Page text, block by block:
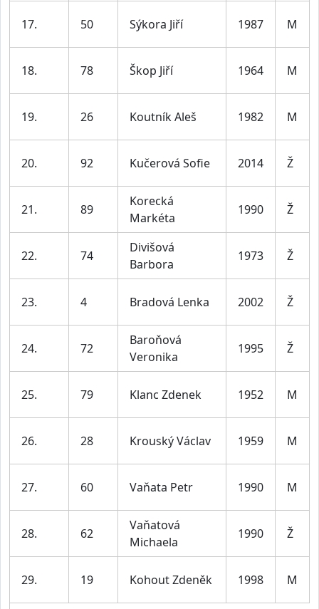
17. 50 Sýkora Jiří 1987 M
18. 78 Škop Jiří 1964 M
19. 26 Koutník Aleš 1982 M
20. 92 Kučerová Sofie 2014 Ž
21. 89
Korecká
Markéta
1990 Ž
22. 74
Divišová
Barbora
1973 Ž
23. 4 Bradová Lenka 2002 Ž
24. 72
Baroňová
Veronika
1995 Ž
25. 79 Klanc Zdenek 1952 M
26. 28 Krouský Václav 1959 M
27. 60 Vaňata Petr 1990 M
28. 62
Vaňatová
Michaela
1990 Ž
29. 19 Kohout Zdeněk 1998 M